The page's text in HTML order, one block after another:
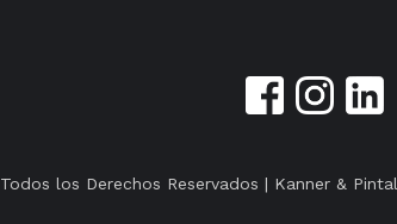
Todos los Derechos Reservados | Kanner &